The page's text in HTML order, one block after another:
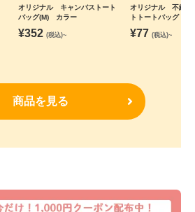
オリジナル キャンバストート
バッグ(M) カラー
¥352 (税込)~
オリジナル 不織布
トトートバッグ
¥77 (税込)~
商品を見る